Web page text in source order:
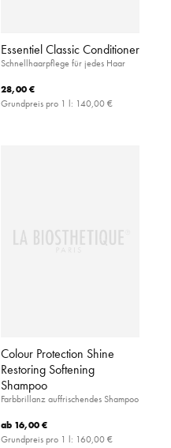
Essentiel Classic Conditioner
Schnellhaarpflege für jedes Haar
28,00 €
Grundpreis pro 1 l: 140,00 €
Colour Protection Shine
Restoring Softening
Shampoo
Farbbrillanz auffrischendes Shampoo
ab 16,00 €
Grundpreis pro 1 l: 160,00 €